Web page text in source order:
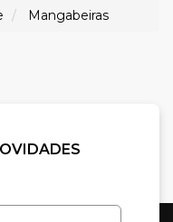
Mangabeiras